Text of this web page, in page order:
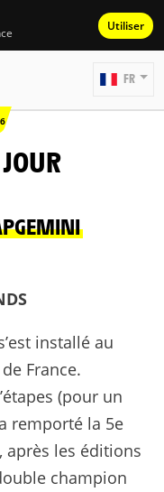
Utiliser
FR
installé au
France.
(pour un
remporté la 5e
après les éditions
champion